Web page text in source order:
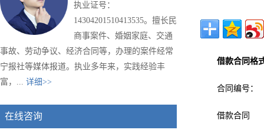
执业证号：
14304201510413535。擅长民
商事案件、婚姻家庭、交通
事故、劳动争议、经济合同等，办理的案件经常
宁报社等媒体报道。执业多年来，实践经验丰
富，... 详细>>
在线咨询
借款合同格
合同编号：
借款合同